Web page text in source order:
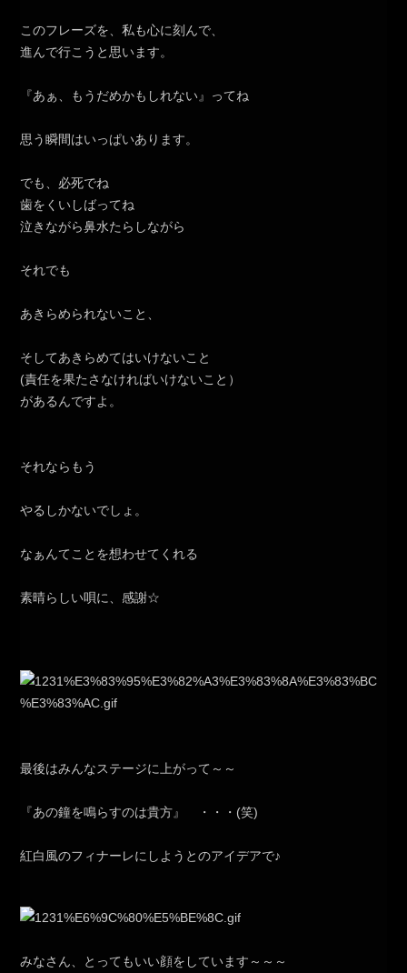
このフレーズを、私も心に刻んで、
進んで行こうと思います。
『あぁ、もうだめかもしれない』ってね
思う瞬間はいっぱいあります。
でも、必死でね
歯をくいしばってね
泣きながら鼻水たらしながら
それでも
あきらめられないこと、
そしてあきらめてはいけないこと
(責任を果たさなければいけないこと）
があるんですよ。
それならもう
やるしかないでしょ。
なぁんてことを想わせてくれる
素晴らしい唄に、感謝☆
最後はみんなステージに上がって～～
『あの鐘を鳴らすのは貴方』 ・・・(笑)
紅白風のフィナーレにしようとのアイデアで♪
みなさん、とってもいい顔をしています～～～